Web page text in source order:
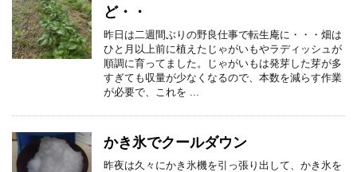
ど・・
昨日は二週間ぶりの野良仕事で転生庵に・・・畑は
ひと月以上前に植えたじゃがいもやラディッシュが
順調に育ってました。じゃがいもは発芽した芽が多
すぎても収量が少なくなるので、本数を減らす作業
が必要で、これを ...
かき氷でクールダウン
昨夜は久々にかき氷機を引っ張り出して、かき氷を